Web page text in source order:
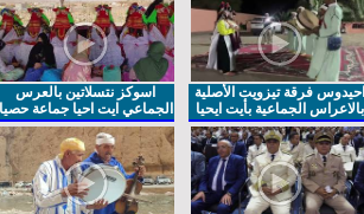
فرقة تيزويت الأصلية
الجماعية بأيت ايحيا
اسوكز نتسلاتين بالعرس
الجماعي ايت احيا جماعة حصيا